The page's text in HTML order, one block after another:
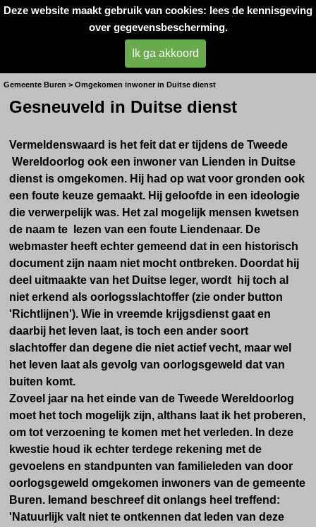
Deze website maakt gebruik van cookies: lees de kennisgeving
over gegevensbescherming.
Ik ga akkoord
Oorlogsslachtoffers
West- Betuwe
Gesn. inwoner in Duitse dienst
Gemeente Buren > Omgekomen inwoner in Duitse dienst
Gesneuveld in Duitse dienst
Vermeldenswaard is het feit dat er tijdens de Tweede
Wereldoorlog ook een inwoner van Lienden in Duitse
dienst is omgekomen. Hij had op wat voor gronden ook
een foute keuze gemaakt. Hij geloofde in een ideologie
die verwerpelijk was. Het zal mogelijk mensen kwetsen
de naam te lezen van een foute Liendenaar. De
webmaster heeft echter gemeend dat in een historisch
document zijn naam niet mocht ontbreken. Doordat hij
deel uitmaakte van het Duitse leger, wordt hij toch al
niet erkend als oorlogsslachtoffer (zie onder button
'Richtlijnen'). Wie in vreemde krijgsdienst gaat en
daarbij het leven laat, is toch een ander soort
slachtoffer dan degene die niet actief vecht, maar wel
het leven laat als gevolg van oorlogsgeweld dat van
buiten komt.
Zoveel jaar na het einde van de Tweede Wereldoorlog
moet het toch mogelijk zijn, althans laat ik het proberen,
om tot verzoening te komen met het verleden. In deze
kwestie houd ik echter terdege rekening met de
gevoelens en standpunten van familieleden van door
oorlogsgeweld omgekomen inwoners van de gemeente
Buren. Iemand beschreef dit onlangs heel treffend:
'Natuurlijk valt niet te ontkennen dat leden van deze